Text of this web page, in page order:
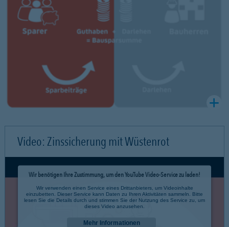
Video: Zinssicherung mit Wüstenrot
Wir benötigen Ihre Zustimmung, um den YouTube Video-Service zu laden!
Wir verwenden einen Service eines Drittanbieters, um Videoinhalte
einzubetten. Dieser Service kann Daten zu Ihren Aktivitäten sammeln. Bitte
lesen Sie die Details durch und stimmen Sie der Nutzung des Service zu, um
dieses Video anzusehen.
Mehr Informationen